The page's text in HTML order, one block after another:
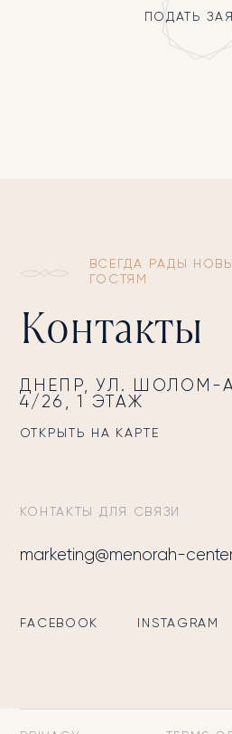
ПОДАТЬ
ВСЕГДА РАДЫ
ГОСТЯМ
Контакты
ДНЕПР, УЛ. ШОЛОМ-
4/26, 1 ЭТАЖ
ОТКРЫТЬ НА КАРТЕ
КОНТАКТЫ ДЛЯ СВЯЗИ
marketing@menorah-
FACEBOOK INSTAGRAM